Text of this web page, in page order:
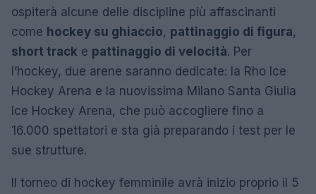
ospiterà alcune delle discipline più affascinanti
come hockey su ghiaccio, pattinaggio di figura,
short track e pattinaggio di velocità. Per
l’hockey, due arene saranno dedicate: la Rho Ice
Hockey Arena e la nuovissima Milano Santa Giulia
Ice Hockey Arena, che può accogliere fino a
16.000 spettatori e sta già preparando i test per le
sue strutture.
Il torneo di hockey femminile avrà inizio proprio il 5